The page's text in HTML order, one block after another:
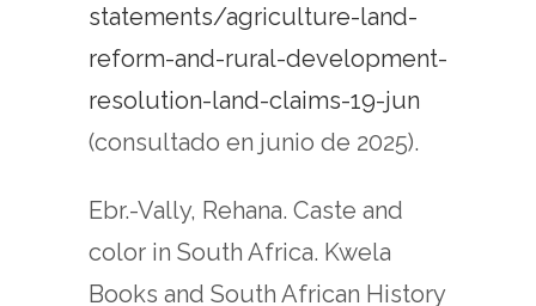
statements/agriculture-land-
reform-and-rural-development-
resolution-land-claims-19-jun
(consultado en junio de 2025).
Ebr.-Vally, Rehana. Caste and
color in South Africa. Kwela
Books and South African History